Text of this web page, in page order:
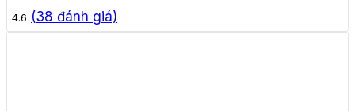
4.6 (38 đánh giá)